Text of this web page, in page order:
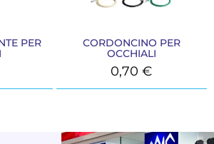
PER
CORDONCINO PER
OCCHIALI
0,70€